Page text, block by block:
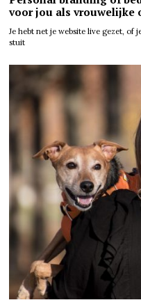
voor jou als vrouwelijke
Je hebt net je website live gezet, of
stuit